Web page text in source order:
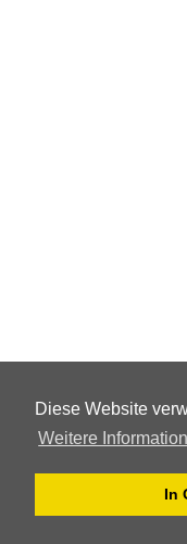
Diese Website
Weitere
In